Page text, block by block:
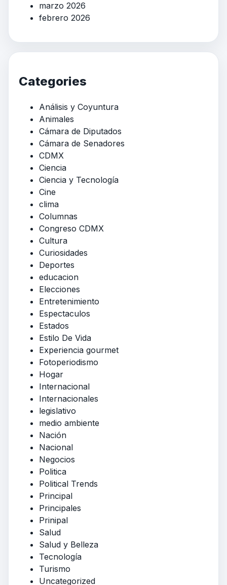
marzo 2026
febrero 2026
Categories
Análisis y Coyuntura
Animales
Cámara de Diputados
Cámara de Senadores
CDMX
Ciencia
Ciencia y Tecnología
Cine
clima
Columnas
Congreso CDMX
Cultura
Curiosidades
Deportes
educacion
Elecciones
Entretenimiento
Espectaculos
Estados
Estilo De Vida
Experiencia gourmet
Fotoperiodismo
Hogar
Internacional
Internacionales
legislativo
medio ambiente
Nación
Nacional
Negocios
Politica
Political Trends
Principal
Principales
Prinipal
Salud
Salud y Belleza
Tecnología
Turismo
Uncategorized